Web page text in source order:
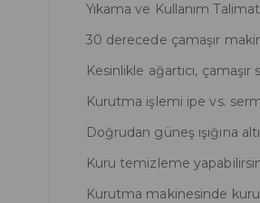
Yıkama ve Kullanım
30 derecede çamaşır
Kesinlikle ağartıcı,
Kurutma işlemi ipe vs.
Doğrudan güneş ışığına
Kuru temizleme
Kurutma makinesinde